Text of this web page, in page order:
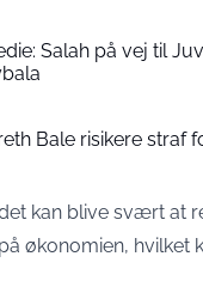
Salah på vej til
Bale risikere straf
kan blive svært at
økonomien, hvilket